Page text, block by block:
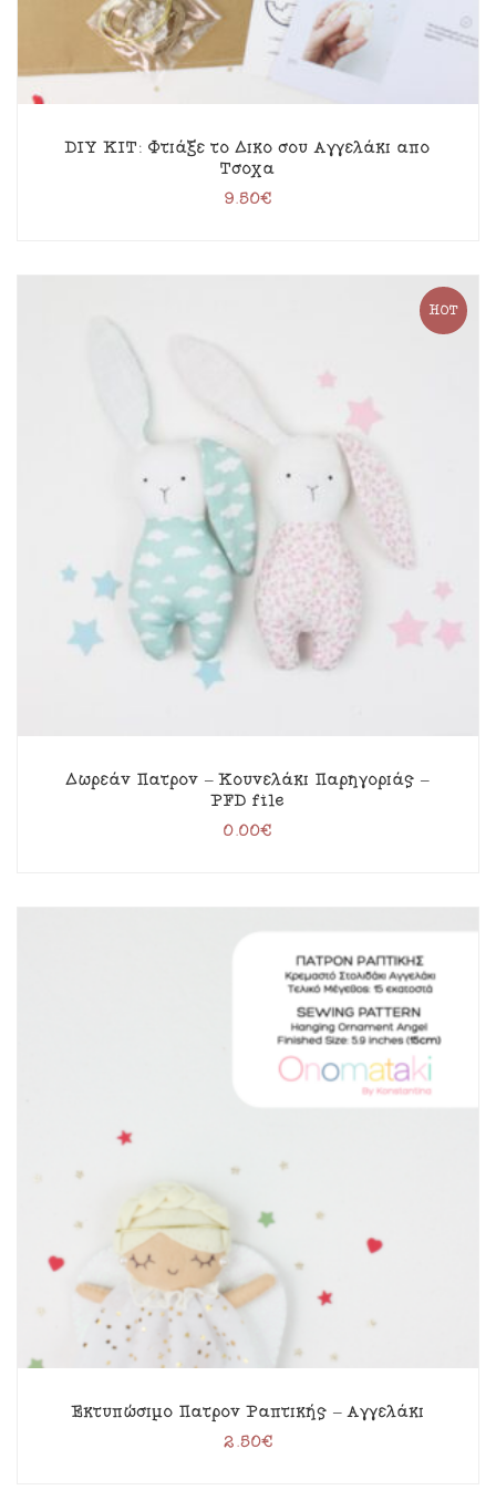
DIY KIT: Φτιάξε το Δικό σου Αγγελάκι από
Τσόχα
9.50€
HOT
Δωρεάν Πατρόν – Κουνελάκι Παρηγοριάς –
PFD file
0.00€
Εκτυπώσιμο Πατρόν Ραπτικής – Αγγελάκι
2.50€